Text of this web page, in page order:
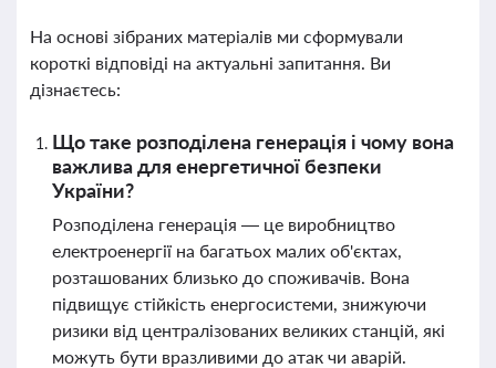
На основі зібраних матеріалів ми сформували
короткі відповіді на актуальні запитання. Ви
дізнаєтесь:
Що таке розподілена генерація і чому вона
важлива для енергетичної безпеки
України?
Розподілена генерація — це виробництво
електроенергії на багатьох малих об'єктах,
розташованих близько до споживачів. Вона
підвищує стійкість енергосистеми, знижуючи
ризики від централізованих великих станцій, які
можуть бути вразливими до атак чи аварій.